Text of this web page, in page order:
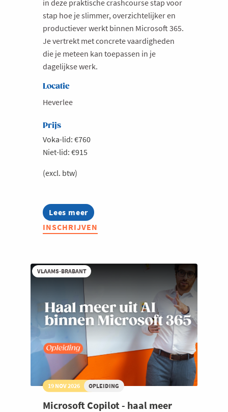
in deze praktische crashcourse stap voor
stap hoe je slimmer, overzichtelijker en
productiever werkt binnen Microsoft 365.
Je vertrekt met concrete vaardigheden
die je meteen kan toepassen in je
dagelijkse werk.
Locatie
Heverlee
Prijs
Voka-lid: €760
Niet-lid: €915
(excl. btw)
Lees meer
about
Microsoft
Crash
INSCHRIJVEN
VLAAMS-BRABANT
19 NOV 2026 OPLEIDING
Microsoft Copilot - haal meer